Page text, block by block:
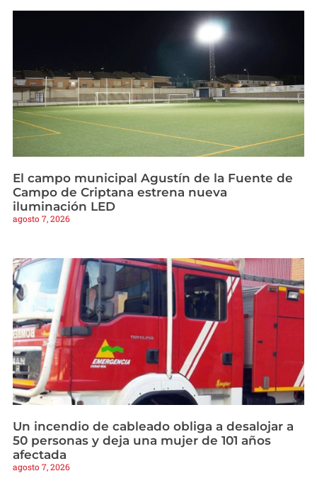
El campo municipal Agustín de la Fuente de
Campo de Criptana estrena nueva
iluminación LED
agosto 7, 2026
Un incendio de cableado obliga a desalojar a
50 personas y deja una mujer de 101 años
afectada
agosto 7, 2026